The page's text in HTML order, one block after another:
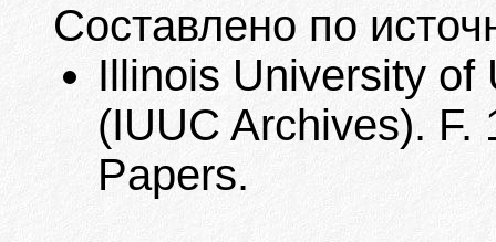
Составлено по
Illinois University of
(IUUC Archives). F.
Papers.